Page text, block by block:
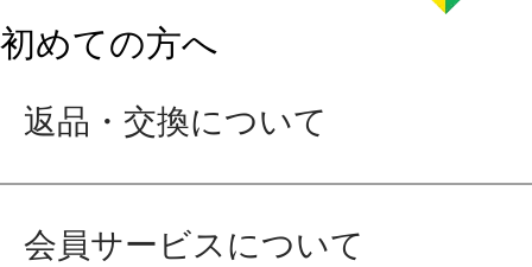
初めての方へ
返品・交換について
会員サービスについて